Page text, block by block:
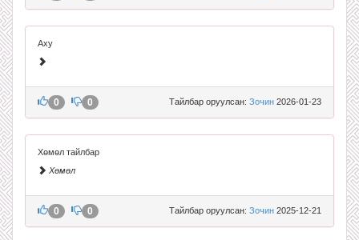
Аху
Тайлбар оруулсан: Зочин 2026-01-23
0 0
Хөмөл тайлбар
Хөмөл
Тайлбар оруулсан: Зочин 2025-12-21
0 0